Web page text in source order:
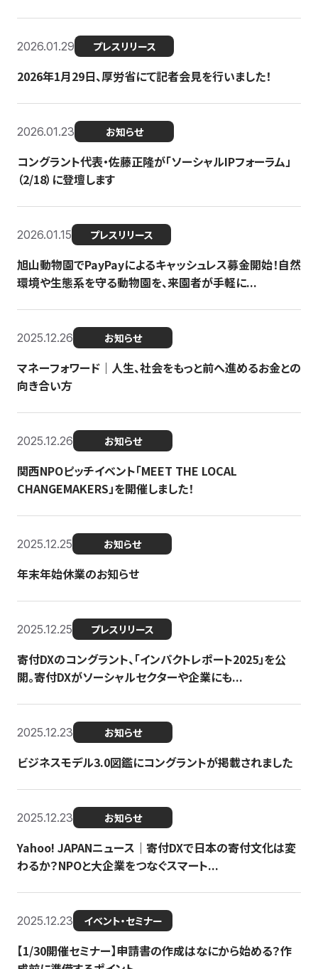
2026.01.29 プレスリリース
2026年1月29日、厚労省にて記者会見を行いました！
2026.01.23 お知らせ
コングラント代表・佐藤正隆が「ソーシャルIPフォーラム」
（2/18）に登壇します
2026.01.15 プレスリリース
旭山動物園でPayPayによるキャッシュレス募金開始！自然
環境や生態系を守る動物園を、来園者が手軽に...
2025.12.26 お知らせ
マネーフォワード｜人生、社会をもっと前へ進めるお金との
向き合い方
2025.12.26 お知らせ
関西NPOピッチイベント「MEET THE LOCAL
CHANGEMAKERS」を開催しました！
2025.12.25 お知らせ
年末年始休業のお知らせ
2025.12.25 プレスリリース
寄付DXのコングラント、「インパクトレポート2025」を公
開。寄付DXがソーシャルセクターや企業にも...
2025.12.23 お知らせ
ビジネスモデル3.0図鑑にコングラントが掲載されました
2025.12.23 お知らせ
Yahoo! JAPANニュース｜寄付DXで日本の寄付文化は変
わるか？NPOと大企業をつなぐスマート...
2025.12.23 イベント・セミナー
【1/30開催セミナー】申請書の作成はなにから始める？作